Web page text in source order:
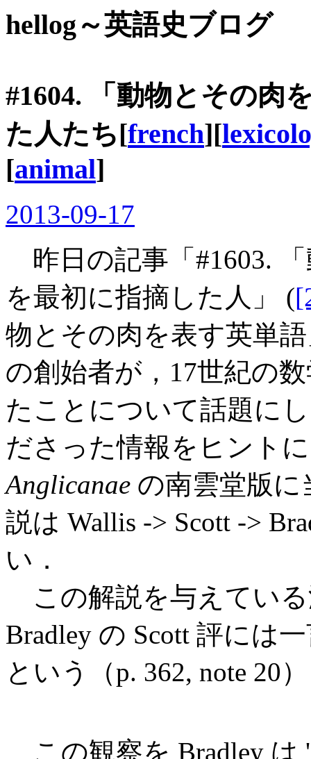
hellog～英語史ブログ
#1604. 「動物とその肉
た人たち[french][
[animal]
2013-09-17
昨日の記事「#1603.
を最初に指摘した人」 (
物とその肉を表す英単
の創始者が，17世紀の
たことについて話題に
ださった情報をヒント
Anglicanae の南雲堂版
説は Wallis -> Scott ->
い．
この解説を与えてい
Bradley の Scott 評には
という（p. 362, note 20
この観察を Bradley は